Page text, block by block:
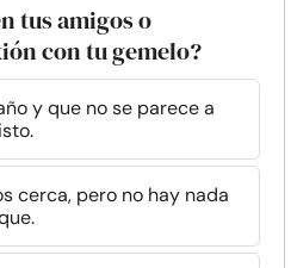
tus amigos o
con tu gemelo?
y que no se parece a
cerca, pero no hay nada